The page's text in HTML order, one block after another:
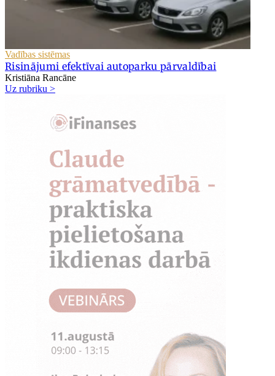
Vadības sistēmas
Risinājumi efektīvai autoparku pārvaldībai
Kristiāna Rancāne
Uz rubriku >